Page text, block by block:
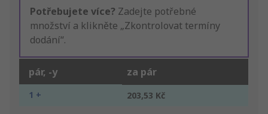
Potřebujete více? Zadejte potřebné
množství a klikněte „Zkontrolovat termíny
dodání“.
pár, -y za pár
1 + 203,53 Kč